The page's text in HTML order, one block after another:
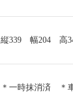
縦339 幅204 高
＊一時抹消済 ＊